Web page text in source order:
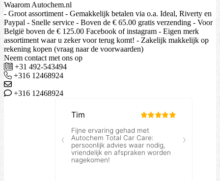
Waarom Autochem.nl
- Groot assortiment - Gemakkelijk betalen via o.a. Ideal, Riverty en
Paypal - Snelle service - Boven de € 65.00 gratis verzending - Voor
België boven de € 125.00 Facebook of instagram - Eigen merk
assortiment waar u zeker voor terug komt! - Zakelijk makkelijk op
rekening kopen (vraag naar de voorwaarden)
Neem contact met ons op
+31 492-543494
+316 12468924
+316 12468924